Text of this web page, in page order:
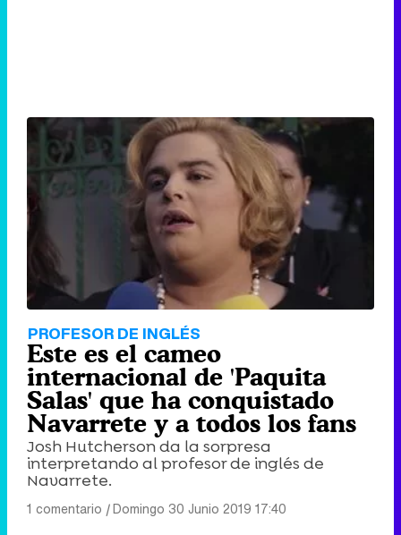
PROFESOR DE INGLÉS
Este es el cameo
internacional de 'Paquita
Salas' que ha conquistado
Navarrete y a todos los fans
Josh Hutcherson da la sorpresa
interpretando al profesor de inglés de
Navarrete.
1 comentario |Domingo 30 Junio 2019 17:40